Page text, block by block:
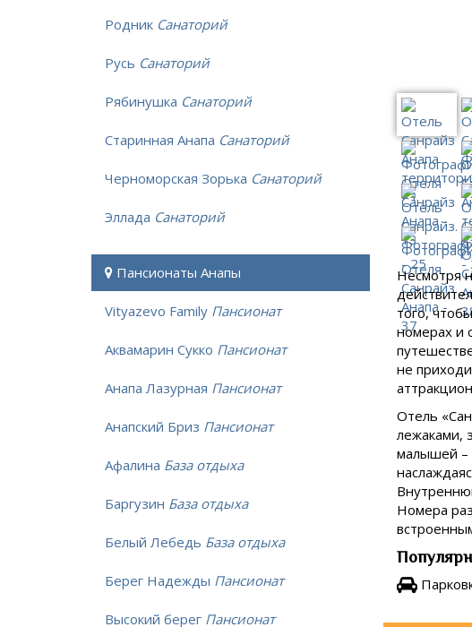
Несмотря
того,
номерах и
не
Отель
лежаками,
малышей –
Номера
Родник Санаторий
Русь Санаторий
Рябинушка Санаторий
Старинная Анапа Санаторий
Черноморская Зорька Санаторий
Эллада Санаторий
Пансионаты Анапы
Vityazevo Family Пансионат
Аквамарин Сукко Пансионат
Анапа Лазурная Пансионат
Анапский Бриз Пансионат
Афалина База отдыха
Баргузин База отдыха
Белый Лебедь База отдыха
Берег Надежды Пансионат
Высокий берег Пансионат